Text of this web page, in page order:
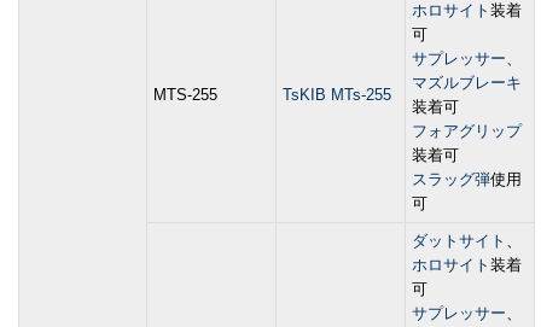
MTS-255 TsKIB MTs-255
ホロサイト 装着
可
サプレッサー、
マズルブレーキ
装着可
フォアグリップ
装着可
スラッグ弾使用
可
ダットサイト 、
ホロサイト 装着
可
サプレッサー、